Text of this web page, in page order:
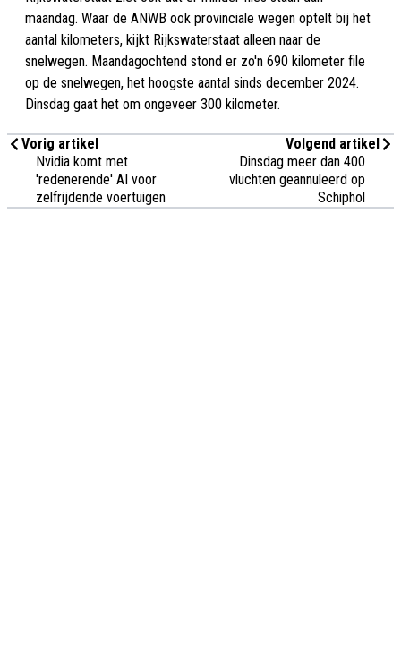
maandag. Waar de ANWB ook provinciale wegen optelt bij het
aantal kilometers, kijkt Rijkswaterstaat alleen naar de
snelwegen. Maandagochtend stond er zo'n 690 kilometer file
op de snelwegen, het hoogste aantal sinds december 2024.
Dinsdag gaat het om ongeveer 300 kilometer.
Vorig artikel
Nvidia komt met
'redenerende' AI voor
zelfrijdende voertuigen
Volgend artikel
Dinsdag meer dan 400
vluchten geannuleerd op
Schiphol